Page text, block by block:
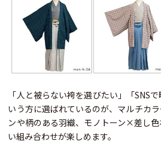
「人と被らない袴を選びたい」「SNS
いう方に選ばれているのが、マルチカ
ンや柄のある羽織、モノトーン×差し
い組み合わせが楽しめます。